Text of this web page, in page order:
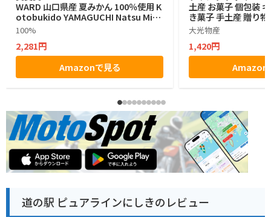
WARD 山口県産 夏みかん 100％使用 K
otobukido YAMAGUCHI Natsu Mika
n Langue De Chat やまぐち 夏みかん
ラングドシャ チョコレート菓子 １０枚
入り ラングドシャ
100%
2,281円
Amazonで見る
土産 お菓子 個包装
き菓子 手土産 贈り
元 お歳暮
大光物産
1,420円
Amazon
道の駅 ピュアラインにしきのレビュー